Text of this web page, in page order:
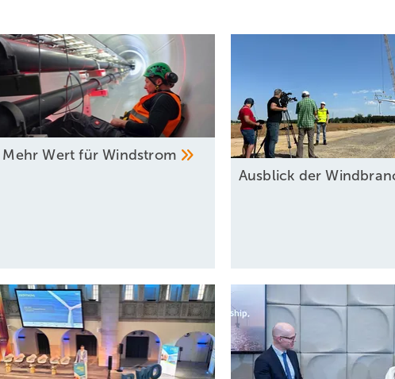
Mehr Wert fürWindstrom
Ausblick der